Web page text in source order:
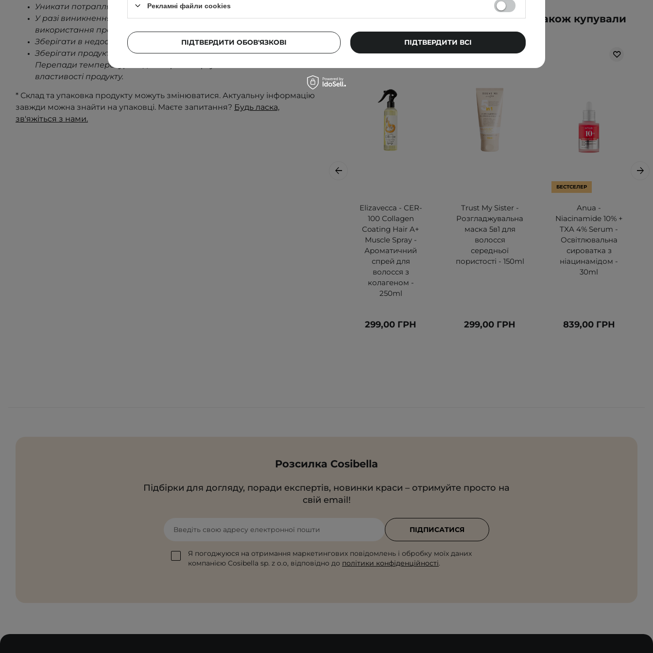
Уникати потрапляння в очі.
У разі виникнення будь-яких ознак подразнення припинити
використання продукту
Зберігати в недоступному для дітей місці.
Зберігати продукт за кімнатної температури в темному місці.
Перепади температури під час транспортування не впливають на
властивості продукту.
* Склад та упаковка продукту можуть змінюватися. Актуальну інформацію
завжди можна знайти на упаковці. Маєте запитання? Будь ласка,
зв'яжіться з нами.
Клієнти, які купували цей товар, також купували
Elizavecca - CER-
100 Collagen
Coating Hair A+
Muscle Spray -
Ароматичний
спрей для
волосся з
колагеном -
250ml
299,00 ГРН
Trust My Sister -
Розгладжувальна
маска 5в1 для
волосся
середньої
пористості - 150ml
299,00 ГРН
БЕСТСЕЛЕР
Anua -
Niacinamide 10% +
TXA 4% Serum -
Освітлювальна
сироватка з
ніацинамідом -
30ml
839,00 ГРН
Розсилка Cosibella
Підбірки для догляду, поради експертів, новинки краси – отримуйте просто на
свій email!
Введіть свою адресу електронної пошти
Я погоджуюся на отримання маркетингових повідомлень і обробку моїх даних
компанією Cosibella sp. z o.o, відповідно до політики конфіденційності.
ПІДПИСАТИСЯ
Рекламні файли cookies
ПІДТВЕРДИТИ ОБОВ'ЯЗКОВІ ПІДТВЕРДИТИ ВСІ